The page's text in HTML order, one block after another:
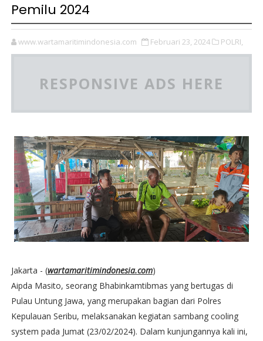
Pemilu 2024
www.wartamaritimindonesia.com Februari 23, 2024 POLRI,
RESPONSIVE ADS HERE
Jakarta - (wartamaritimindonesia.com)
Aipda Masito, seorang Bhabinkamtibmas yang bertugas di
Pulau Untung Jawa, yang merupakan bagian dari Polres
Kepulauan Seribu, melaksanakan kegiatan sambang cooling
system pada Jumat (23/02/2024). Dalam kunjungannya kali ini,